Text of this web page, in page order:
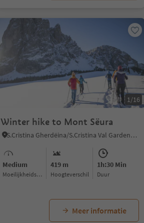
1/16
Winter hike to Mont Sëura
S.Cristina Gherdëina/S.Cristina Val Gardena/S.Cristina Gherdëina/St.Christina in Gröden, S.Crestina Gherdëina/Santa Cristina Val Gardana, Dolomites Region Val Gardena
Medium
Moeilijkheidsgraad
419 m
Hoogteverschil
1h:30 Min
Duur
Meer informatie